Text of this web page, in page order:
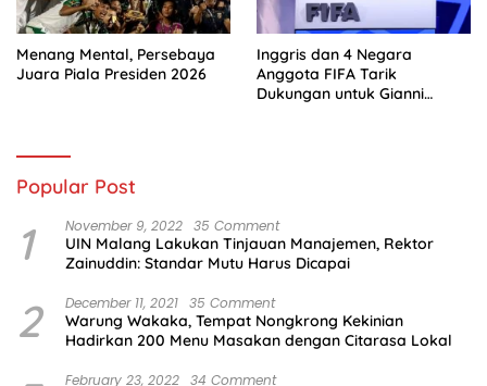
Menang Mental, Persebaya
Juara Piala Presiden 2026
Inggris dan 4 Negara
Anggota FIFA Tarik
Dukungan untuk Gianni
Popular Post
1 November 9, 2022 35 Comment
UIN Malang Lakukan Tinjauan Manajemen, Rektor
Zainuddin: Standar Mutu Harus Dicapai
2 December 11, 2021 35 Comment
Warung Wakaka, Tempat Nongkrong Kekinian
Hadirkan 200 Menu Masakan dengan Citarasa Lokal
February 23, 2022 34 Comment